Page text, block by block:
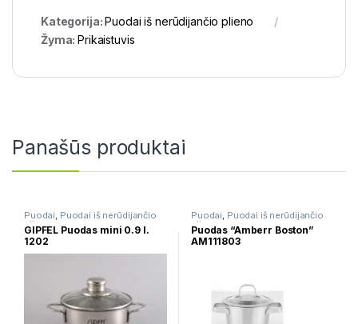
Kategorija:Puodai iš nerūdijančio plieno
Žyma:Prikaistuvis
Panašūs produktai
Puodai, Puodai iš nerūdijančio
plieno
GIPFEL Puodas mini 0.9 l.
1202
Puodai, Puodai iš nerūdijančio
plieno
Puodas “Amberr Boston”
AM111803